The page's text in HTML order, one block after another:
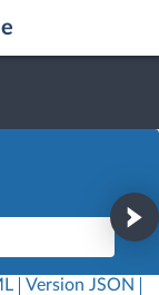
Version JSON